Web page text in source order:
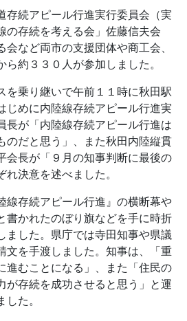
存続アピール行進実行委員会（実
の存続を考える会」佐藤信夫会
など両市の支援団体や商工会、
約３３０人が参加しました。
を乗り継いで午前１１時に秋田駅
じめに内陸線存続アピール行進実
長が「内陸線存続アピール行進は
のだと思う」、また秋田内陸縦貫
会長が「９月の知事判断に最後の
決意を述べました。
線存続アピール行進』の横断幕や
書かれたのぼり旗などを手に時折
ました。県庁では寺田知事や県議
文を手渡しました。知事は、「重
進むことになる」、また「住民の
が存続を成功させると思う」と運
た。